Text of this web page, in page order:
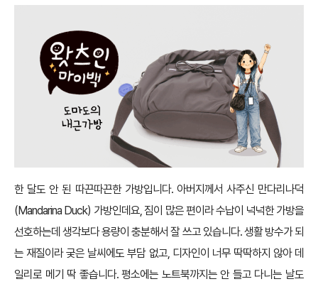
한 달도 안 된 따끈따끈한 가방입니다. 아버지께서 사주신 만다리나덕
(Mandarina Duck) 가방인데요, 짐이 많은 편이라 수납이 넉넉한 가방을
선호하는데 생각보다 용량이 충분해서 잘 쓰고 있습니다. 생활 방수가 되
는 재질이라 궂은 날씨에도 부담 없고, 디자인이 너무 딱딱하지 않아 데
일리로 메기 딱 좋습니다. 평소에는 노트북까지는 안 들고 다니는 날도